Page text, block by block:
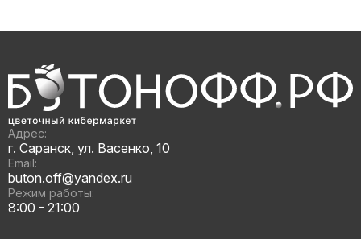
Адрес:
г. Саранск, ул. Васенко, 10
Email:
buton.off@yandex.ru
Режим работы:
8:00 - 21:00